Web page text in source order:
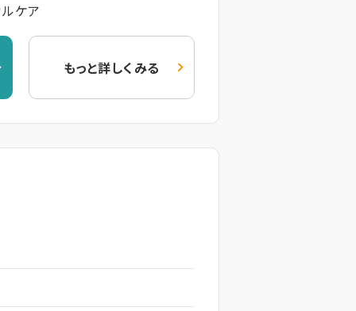
ケア
もっと詳しくみる